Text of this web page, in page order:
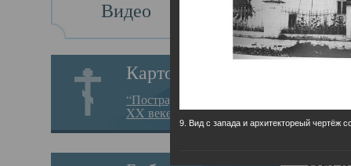
Видео
Картотека
“Пострадавшие за веру в
XX веке на Севере”
9. Вид с запада и архитектореый чертёж